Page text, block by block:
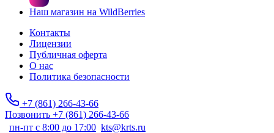
Наш магазин на WildBerries
Контакты
Лицензии
Публичная оферта
О нас
Политика безопасности
+7 (861) 266-43-66
Позвонить +7 (861) 266-43-66
пн-пт с 8:00 до 17:00 kts@krts.ru